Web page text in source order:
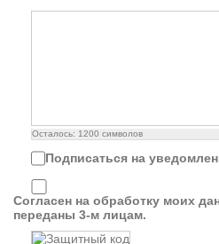
Осталось: 1200 символов
Подписаться на
Согласен на обработку моих
переданы 3-м лицам.